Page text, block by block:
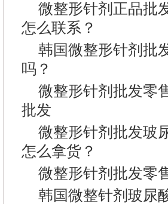
微整形针剂正品批
怎么联系？
韩国微整形针剂批
吗？
微整形针剂批发零
批发
微整形针剂批发玻
怎么拿货？
微整形针剂批发零
韩国微整针剂玻尿